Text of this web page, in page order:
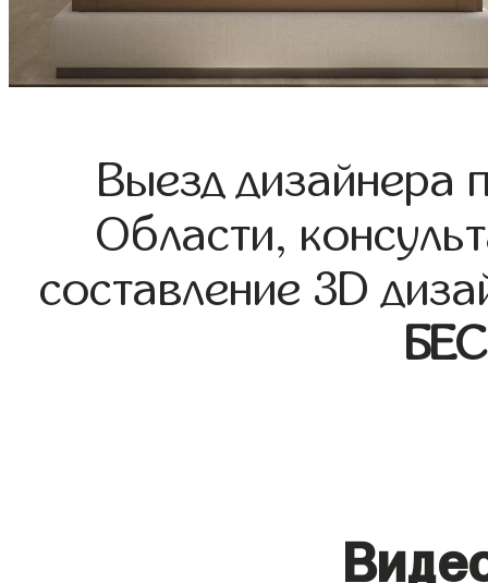
Выезд дизайнера
Области,
составление 3D